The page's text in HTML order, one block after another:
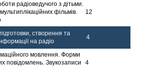
радіоведучого з дітьми.
фільмів.
12
створення та
на радіо
4
мовлення. Форми
повідомлень. Звукозаписи
4